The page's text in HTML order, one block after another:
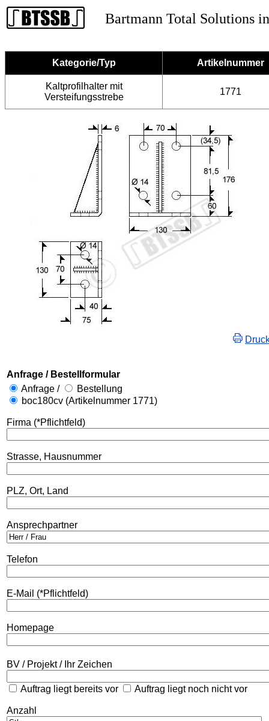
Bartmann Total Solutions
Kategorie/Typ Artikelnummer
Kaltprofilhalter mit
Versteifungsstrebe
1771
Anfrage / Bestellformular
Anfrage /
Bestellung
boc180cv (Artikelnummer 1771)
Firma (*Pflichtfeld)
Strasse, Hausnummer
PLZ, Ort, Land
Ansprechpartner
Telefon
E-Mail (*Pflichtfeld)
Homepage
BV / Projekt / Ihr Zeichen
Auftrag liegt bereits vor Auftrag liegt noch nicht vor
Anzahl